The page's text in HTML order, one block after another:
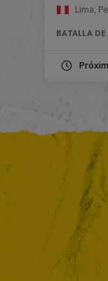
Lima,
BATALLA